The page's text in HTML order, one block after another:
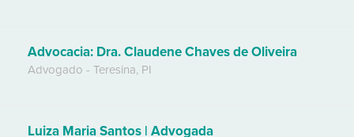
Advocacia: Dra. Claudene Chaves de Oliveira
Advogado - Teresina, PI
Luiza Maria Santos | Advogada